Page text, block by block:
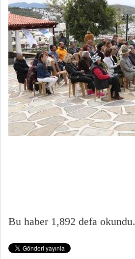
Bu haber 1,892 defa okundu.